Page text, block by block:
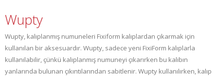
Wupty
Wupty, kalıplanmış numuneleri Fixiform kalıplardan çıkarmak için
kullanılan bir aksesuardır. Wupty, sadece yeni FixiForm kalıplarla
kullanılabilir, çünkü kalıplanmış numuneyi çıkarırken bu kalıbın
yanlarında bulunan çıkıntılarından sabitlenir. Wupty kullanılırken, kalıp